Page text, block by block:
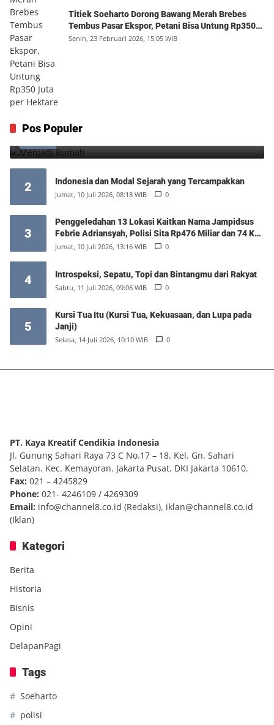
Titiek Soeharto Dorong Bawang Merah Brebes
Tembus Pasar Ekspor, Petani Bisa Untung Rp350
Juta per Hektare
Senin, 23 Februari 2026, 15:05 WIB
Pos Populer
1 Menjadi Rumah
2 Indonesia dan Modal Sejarah yang Tercampakkan
Jumat, 10 Juli 2026, 08:18 WIB 0
3
Penggeledahan 13 Lokasi Kaitkan Nama Jampidsus
Febrie Adriansyah, Polisi Sita Rp476 Miliar dan 74 Kg
Emas
Jumat, 10 Juli 2026, 13:16 WIB 0
4 Introspeksi, Sepatu, Topi dan Bintangmu dari Rakyat
Sabtu, 11 Juli 2026, 09:06 WIB 0
5
Kursi Tua Itu (Kursi Tua, Kekuasaan, dan Lupa pada
Janji)
Selasa, 14 Juli 2026, 10:10 WIB 0
PT. Kaya Kreatif Cendikia Indonesia
Jl. Gunung Sahari Raya 73 C No.17 – 18. Kel. Gn. Sahari
Selatan. Kec. Kemayoran. Jakarta Pusat. DKI Jakarta 10610.
Fax: 021 – 4245829
Phone: 021- 4246109 / 4269309
Email: info@channel8.co.id (Redaksi), iklan@channel8.co.id
(Iklan)
Kategori
Berita
Historia
Bisnis
Opini
DelapanPagi
Tags
Soeharto
polisi